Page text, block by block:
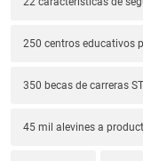
250 centros educativos
350 becas de carreras
45 mil alevines a